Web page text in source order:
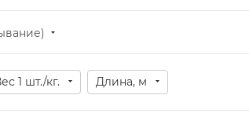
1 шт./кг. Длина, м